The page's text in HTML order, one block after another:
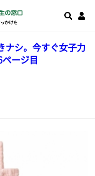
ナシ。今すぐ女子力
ージ目